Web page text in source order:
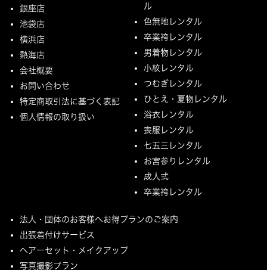
銀座店
池袋店
横浜店
熱海店
会社概要
お問い合わせ
特定商取引法に基づく表記
個人情報の取り扱い
ル
色無地レンタル
卒業袴レンタル
男着物レンタル
小紋レンタル
つむぎレンタル
ひとえ・夏物レンタル
浴衣レンタル
喪服レンタル
七五三レンタル
お宮参りレンタル
成人式
卒業袴レンタル
法人・団体のお客様へお得プランのご案内
出張着付けサービス
ヘアーセット・メイクアップ
写真撮影プラン